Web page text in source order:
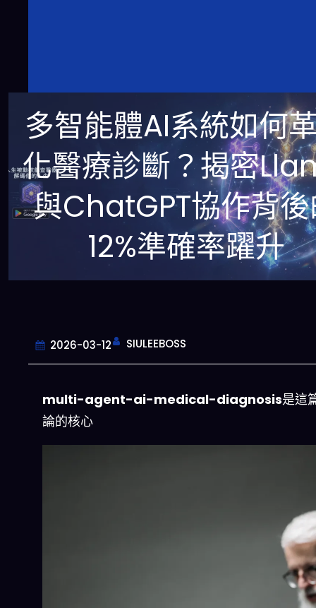
多智能體AI系統如何
化醫療診斷？揭密
與ChatGPT協作背
12%準確率躍升
2026-03-12 SIULEEBOSS
multi-agent-ai-medical-diagnosis是這
論的核心